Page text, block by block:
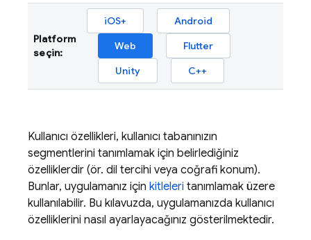
Platform
seçin:
iOS+
Android
Web
Flutter
Unity
C++
Kullanıcı özellikleri, kullanıcı tabanınızın
segmentlerini tanımlamak için belirlediğiniz
özelliklerdir (ör. dil tercihi veya coğrafi konum).
Bunlar, uygulamanız için kitleleri tanımlamak üzere
kullanılabilir. Bu kılavuzda, uygulamanızda kullanıcı
özelliklerini nasıl ayarlayacağınız gösterilmektedir.